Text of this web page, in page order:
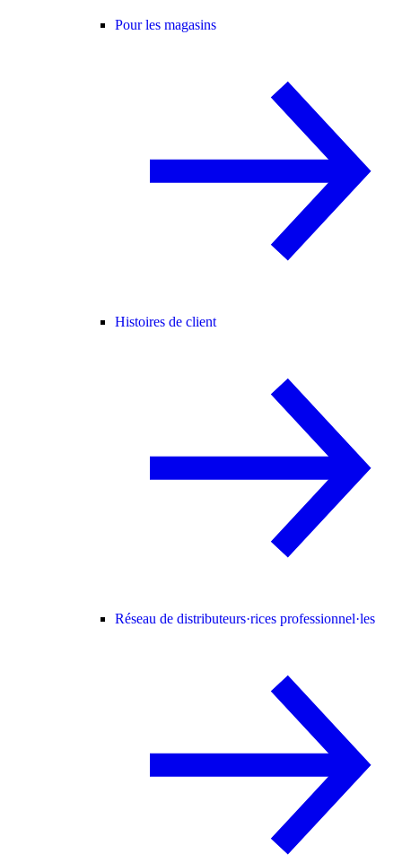
Pour les magasins
Histoires de client
Réseau de distributeurs·rices professionnel·les